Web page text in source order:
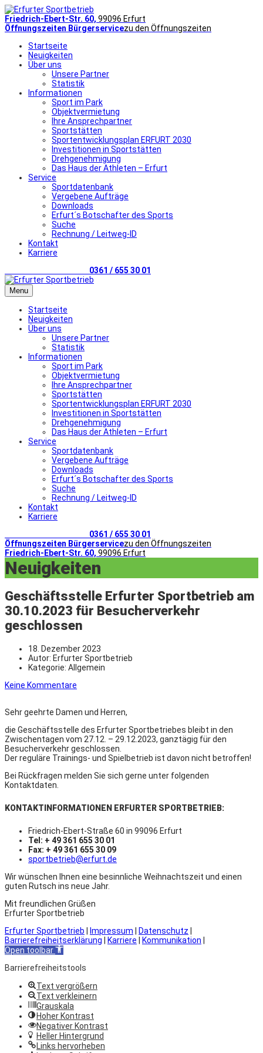
Friedrich-Ebert-Str. 60, 99096 Erfurt
Öffnungszeiten Bürgerservicezu den Öffnungszeiten
Startseite
Neuigkeiten
Über uns
Unsere Partner
Statistik
Informationen
Sport im Park
Objektvermietung
Ihre Ansprechpartner
Sportstätten
Sportentwicklungsplan ERFURT 2030
Investitionen in Sportstätten
Drehgenehmigung
Das Haus der Athleten – Erfurt
Service
Sportdatenbank
Vergebene Aufträge
Downloads
Erfurt´s Botschafter des Sports
Suche
Rechnung / Leitweg-ID
Kontakt
Karriere
0361 / 655 30 01
Menu
Startseite
Neuigkeiten
Über uns
Unsere Partner
Statistik
Informationen
Sport im Park
Objektvermietung
Ihre Ansprechpartner
Sportstätten
Sportentwicklungsplan ERFURT 2030
Investitionen in Sportstätten
Drehgenehmigung
Das Haus der Athleten – Erfurt
Service
Sportdatenbank
Vergebene Aufträge
Downloads
Erfurt´s Botschafter des Sports
Suche
Rechnung / Leitweg-ID
Kontakt
Karriere
0361 / 655 30 01
Öffnungszeiten Bürgerservicezu den Öffnungszeiten
Friedrich-Ebert-Str. 60, 99096 Erfurt
Neuigkeiten
Geschäftsstelle Erfurter Sportbetrieb am
30.10.2023 für Besucherverkehr
geschlossen
18. Dezember 2023
Autor: Erfurter Sportbetrieb
Kategorie: Allgemein
Keine Kommentare
Sehr geehrte Damen und Herren,
die Geschäftsstelle des Erfurter Sportbetriebes bleibt in den
Zwischentagen vom 27.12. – 29.12.2023, ganztägig für den
Besucherverkehr geschlossen.
Der reguläre Trainings- und Spielbetrieb ist davon nicht betroffen!
Bei Rückfragen melden Sie sich gerne unter folgenden
Kontaktdaten.
KONTAKTINFORMATIONEN ERFURTER SPORTBETRIEB:
Friedrich-Ebert-Straße 60 in 99096 Erfurt
Tel: + 49 361 655 30 01
Fax: + 49 361 655 30 09
sportbetrieb@erfurt.de
Wir wünschen Ihnen eine besinnliche Weihnachtszeit und einen
guten Rutsch ins neue Jahr.
Mit freundlichen Grüßen
Erfurter Sportbetrieb
Erfurter Sportbetrieb
Impressum Datenschutz
Barrierefreiheitserklärung
Karriere Kommunikation
Open toolbar
Barrierefreiheitstools
Text vergrößern
Text verkleinern
Grauskala
Hoher Kontrast
Negativer Kontrast
Heller Hintergrund
Links hervorheben